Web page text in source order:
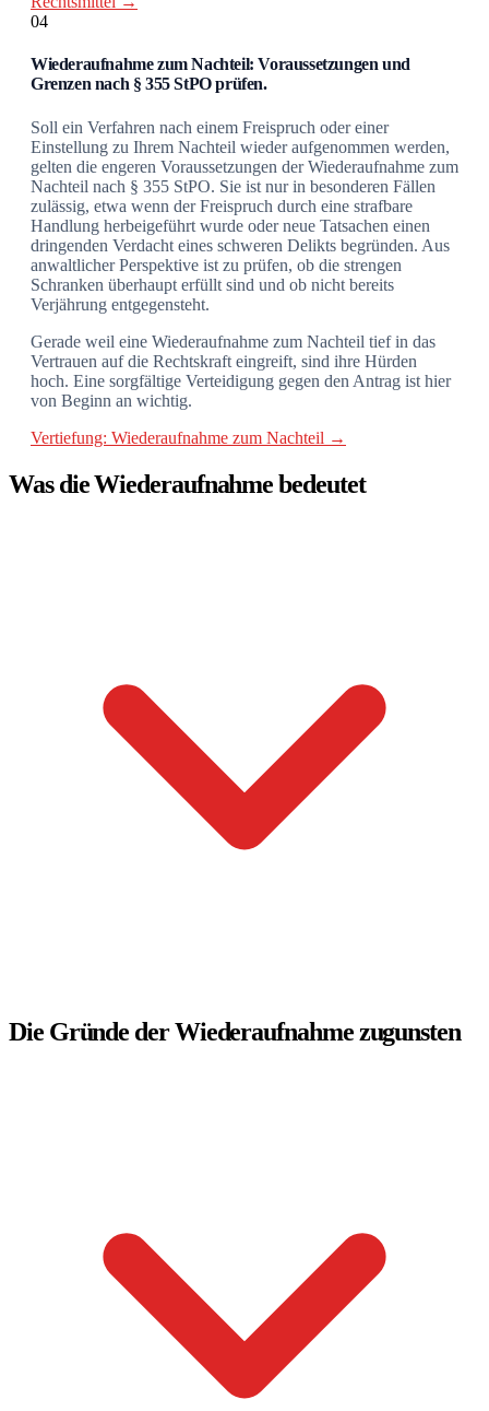
04
Wiederaufnahme zum Nachteil: Voraussetzungen und
Grenzen nach § 355 StPO prüfen.
Soll ein Verfahren nach einem Freispruch oder einer
Einstellung zu Ihrem Nachteil wieder aufgenommen werden,
gelten die engeren Voraussetzungen der Wiederaufnahme zum
Nachteil nach § 355 StPO. Sie ist nur in besonderen Fällen
zulässig, etwa wenn der Freispruch durch eine strafbare
Handlung herbeigeführt wurde oder neue Tatsachen einen
dringenden Verdacht eines schweren Delikts begründen. Aus
anwaltlicher Perspektive ist zu prüfen, ob die strengen
Schranken überhaupt erfüllt sind und ob nicht bereits
Verjährung entgegensteht.
Gerade weil eine Wiederaufnahme zum Nachteil tief in das
Vertrauen auf die Rechtskraft eingreift, sind ihre Hürden
hoch. Eine sorgfältige Verteidigung gegen den Antrag ist hier
von Beginn an wichtig.
Vertiefung: Wiederaufnahme zum Nachteil →
Was die Wiederaufnahme bedeutet
Die Gründe der Wiederaufnahme zugunsten